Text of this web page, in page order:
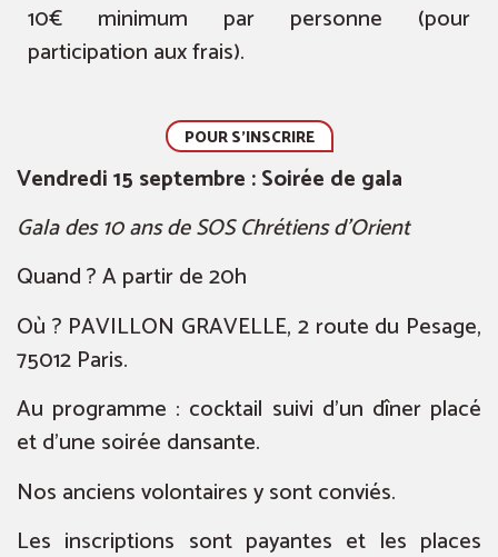
10€ minimum par personne (pour
participation aux frais).
POUR S'INSCRIRE
Vendredi 15 septembre : Soirée de gala
Gala des 10 ans de SOS Chrétiens d’Orient
Quand ? A partir de 20h
Où ? PAVILLON GRAVELLE, 2 route du Pesage,
75012 Paris.
Au programme : cocktail suivi d’un dîner placé
et d’une soirée dansante.
Nos anciens volontaires y sont conviés.
Les inscriptions sont payantes et les places